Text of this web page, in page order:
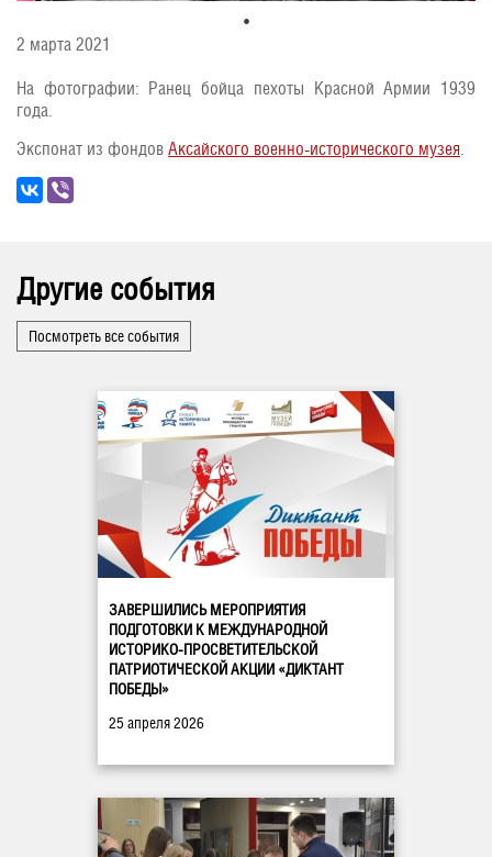
2 марта 2021
На фотографии: Ранец бойца пехоты Красной Армии 1939
года.
Экспонат из фондов Аксайского военно-исторического музея.
Другие события
Посмотреть все события
ЗАВЕРШИЛИСЬ МЕРОПРИЯТИЯ
ПОДГОТОВКИ К МЕЖДУНАРОДНОЙ
ИСТОРИКО-ПРОСВЕТИТЕЛЬСКОЙ
ПАТРИОТИЧЕСКОЙ АКЦИИ «ДИКТАНТ
ПОБЕДЫ»
25 апреля 2026